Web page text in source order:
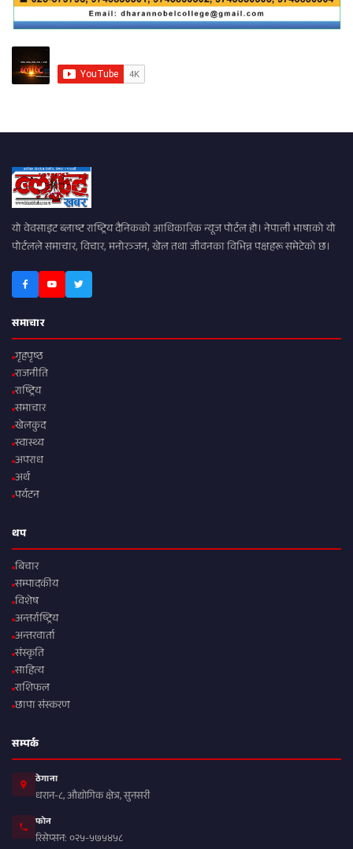
यो वेवसाइट ब्लाष्ट राष्ट्रिय दैनिकको आधिकारिक न्यूज पोर्टल हो। नेपाली भाषाको यो
पोर्टलले समाचार, विचार, मनोरञ्जन, खेल तथा जीवनका विभिन्न पक्षहरू समेटेको छ।
समाचार
गृहपृष्ठ
राजनीति
राष्ट्रिय
समाचार
खेलकुद
स्वास्थ्य
अपराध
अर्थ
पर्यटन
थप
बिचार
सम्पादकीय
विशेष
अन्तर्राष्ट्रिय
अन्तरवार्ता
संस्कृति
साहित्य
राशिफल
छापा संस्करण
सम्पर्क
ठेगाना
धरान-८, औद्योगिक क्षेत्र, सुनसरी
फोन
रिसेप्सन: ०२५-५७५४५८